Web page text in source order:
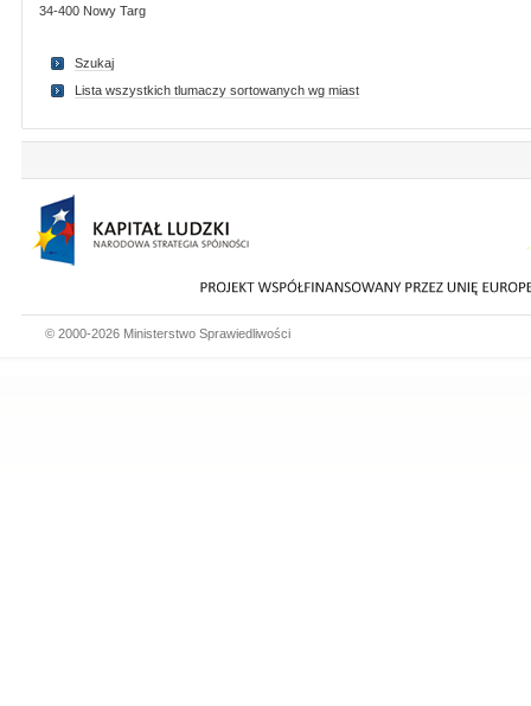
34-400 Nowy Targ
Szukaj
Lista wszystkich tlumaczy sortowanych wg miast
© 2000-2026 Ministerstwo Sprawiedliwości